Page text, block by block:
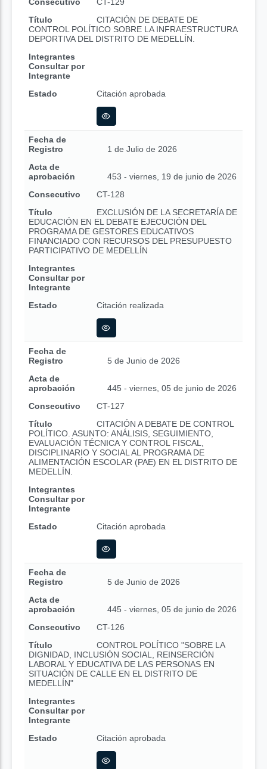
Título
CITACIÓN DE DEBATE DE
CONTROL POLÍTICO SOBRE LA INFRAESTRUCTURA
DEPORTIVA DEL DISTRITO DE MEDELLÍN.
Integrantes
Consultar por
Integrante
Estado
Citación aprobada
Fecha de
Registro
1 de Julio de 2026
Acta de
aprobación
453 - viernes, 19 de junio de 2026
Consecutivo
CT-128
Título
EXCLUSIÓN DE LA SECRETARÍA DE
EDUCACIÓN EN EL DEBATE EJECUCIÓN DEL
PROGRAMA DE GESTORES EDUCATIVOS
FINANCIADO CON RECURSOS DEL PRESUPUESTO
PARTICIPATIVO DE MEDELLÍN
Integrantes
Consultar por
Integrante
Estado
Citación realizada
Fecha de
Registro
5 de Junio de 2026
Acta de
aprobación
445 - viernes, 05 de junio de 2026
Consecutivo
CT-127
Título
CITACIÓN A DEBATE DE CONTROL
POLÍTICO. ASUNTO: ANÁLISIS, SEGUIMIENTO,
EVALUACIÓN TÉCNICA Y CONTROL FISCAL,
DISCIPLINARIO Y SOCIAL AL PROGRAMA DE
ALIMENTACIÓN ESCOLAR (PAE) EN EL DISTRITO DE
MEDELLÍN.
Integrantes
Consultar por
Integrante
Estado
Citación aprobada
Fecha de
Registro
5 de Junio de 2026
Acta de
aprobación
445 - viernes, 05 de junio de 2026
Consecutivo
CT-126
Título
CONTROL POLÍTICO "SOBRE LA
DIGNIDAD, INCLUSIÓN SOCIAL, REINSERCIÓN
LABORAL Y EDUCATIVA DE LAS PERSONAS EN
SITUACIÓN DE CALLE EN EL DISTRITO DE
MEDELLÍN"
Integrantes
Consultar por
Integrante
Estado
Citación aprobada